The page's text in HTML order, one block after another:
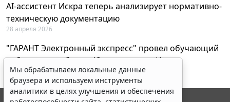
AI-ассистент Искра теперь анализирует нормативно-
техническую документацию
28 апреля 2026
"ГАРАНТ Электронный экспресс" провел обучающий
вебинар по работе с AI-ассистентом Искра
23 апреля 2026
Мы обрабатываем локальные данные
браузера и используем инструменты
аналитики в целях улучшения и обеспечения